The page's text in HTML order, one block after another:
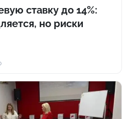
ставку до 14%:
но риски